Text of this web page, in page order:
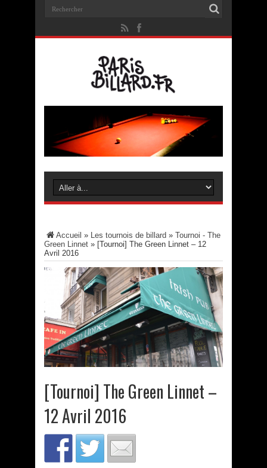
Accueil » Les tournois de billard » Tournoi - The
Green Linnet » [Tournoi] The Green Linnet – 12
Avril 2016
[Tournoi] The Green Linnet –
12 Avril 2016